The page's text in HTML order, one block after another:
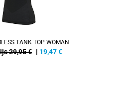
TANK TOP WOMAN
29,95 € | 19,47€